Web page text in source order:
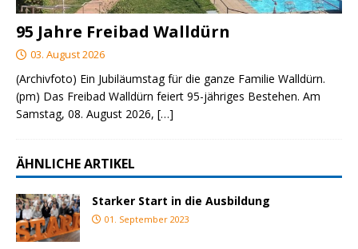
95 Jahre Freibad Walldürn
03. August 2026
(Archivfoto) Ein Jubiläumstag für die ganze Familie Walldürn.
(pm) Das Freibad Walldürn feiert 95-jähriges Bestehen. Am
Samstag, 08. August 2026, […]
ÄHNLICHE ARTIKEL
Starker Start in die Ausbildung
01. September 2023